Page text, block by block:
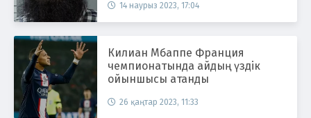
14 наурыз 2023, 17:04
Килиан Мбаппе Франция
чемпионатында айдың үздік
ойыншысы атанды
26 қаңтар 2023, 11:33